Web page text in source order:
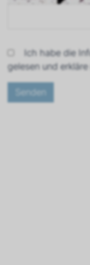
Ich habe die
gelesen und